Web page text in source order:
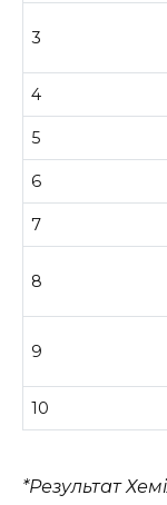
3
4
5
6
7
8
9
10
*Результат